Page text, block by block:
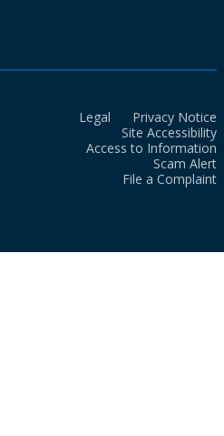
Legal
Privacy Notice
Site Accessibility
Access to Information
Scam Alert
File a Complaint